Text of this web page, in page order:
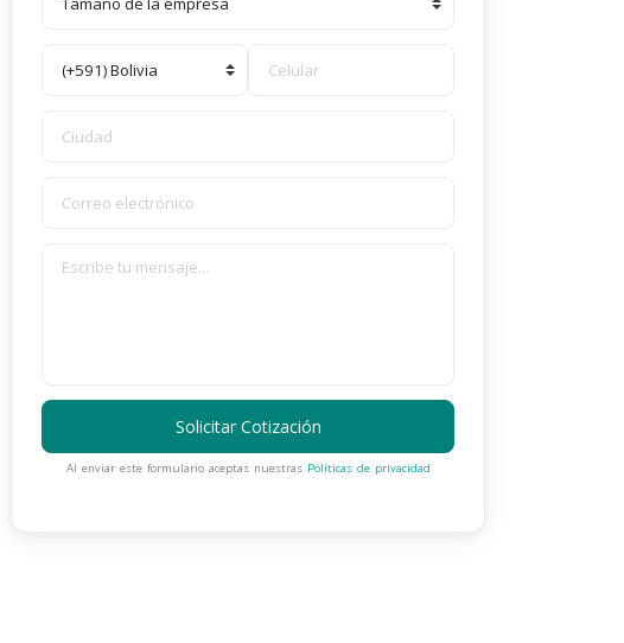
Al enviar este formulario aceptas nuestras Políticas de privacidad
Solicitar Cotización